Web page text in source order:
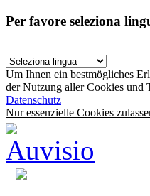
Per favore seleziona
Um Ihnen ein bestmögliches
der Nutzung aller Cookies und
Datenschutz
Nur essenzielle Cookies